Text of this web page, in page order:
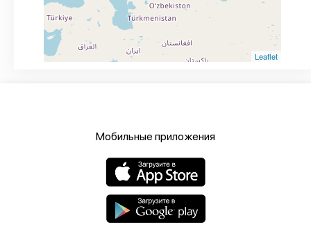
Leaflet
Мобильные приложения